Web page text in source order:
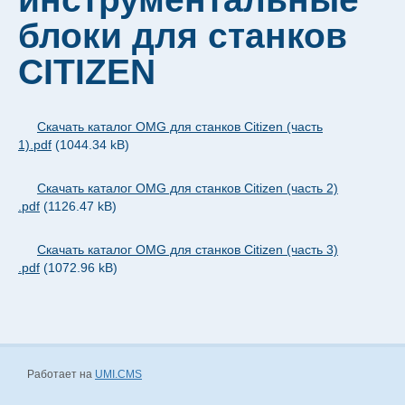
Контакты ООО "ПКФ-ВДМ"
блоки для станков
CITIZEN
Скачать каталог OMG для станков Citizen (часть
1).pdf (1044.34 kB)
Скачать каталог OMG для станков Citizen (часть 2)
.pdf (1126.47 kB)
Скачать каталог OMG для станков Citizen (часть 3)
.pdf (1072.96 kB)
Работает на UMI.CMS